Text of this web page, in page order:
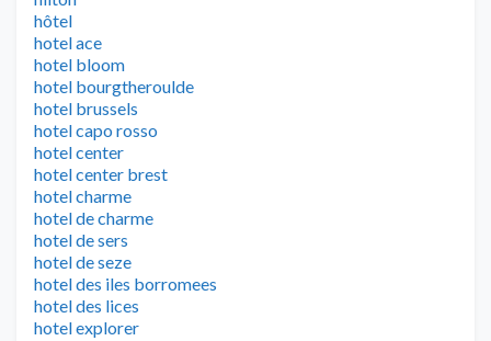
hôtel
hotel ace
hotel bloom
hotel bourgtheroulde
hotel brussels
hotel capo rosso
hotel center
hotel center brest
hotel charme
hotel de charme
hotel de sers
hotel de seze
hotel des iles borromees
hotel des lices
hotel explorer